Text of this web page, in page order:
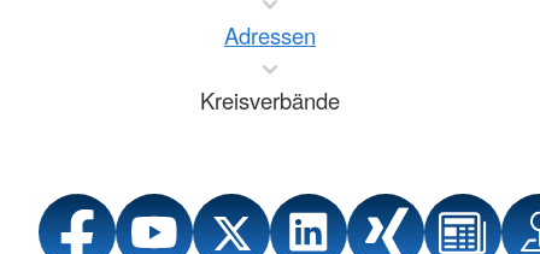
Adressen
Kreisverbände